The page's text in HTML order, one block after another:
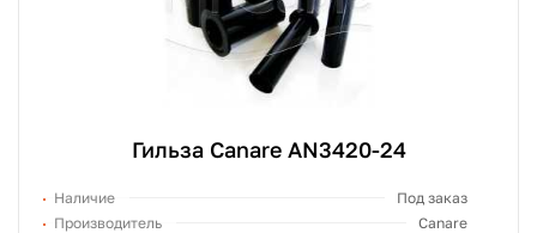
Гильза Canare AN3420-24
Наличие
Под заказ
Производитель
Canare